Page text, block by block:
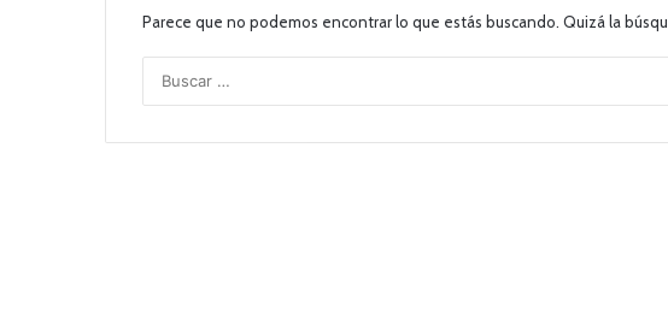
Parece que no podemos encontrar lo que estás buscando. Quizá la